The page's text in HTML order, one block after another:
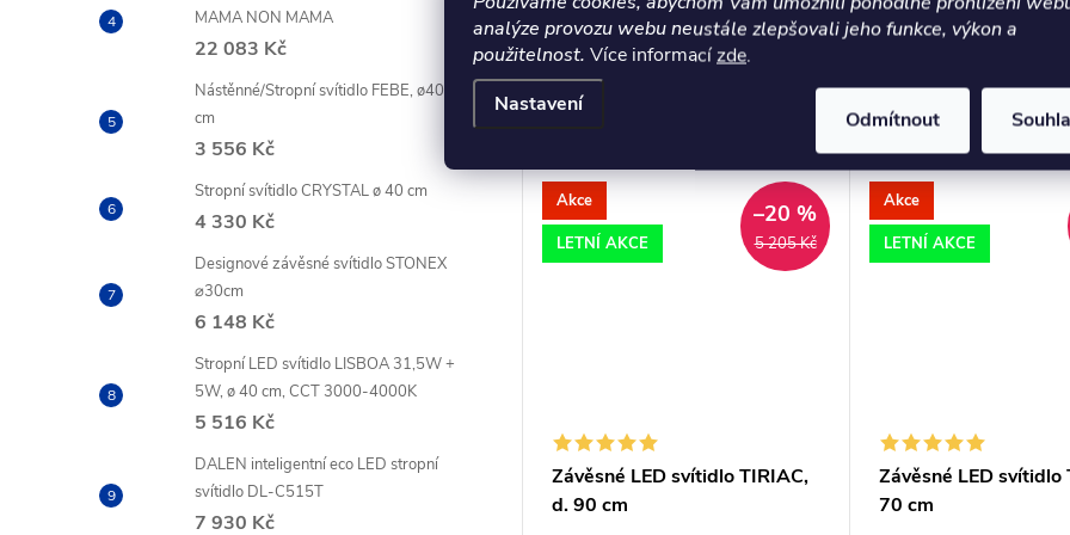
analýze provozu webu neustále zlepšovali jeho funkce, výkon a
použitelnost. Více informacízde.
Nastavení
Odmítnout
MAMA NON MAMA
22 083 Kč
Nástěnné/Stropní svítidlo FEBE, ø40
cm
3 556 Kč
Stropní svítidlo CRYSTAL ø 40 cm
4 330 Kč
Designové závěsné svítidlo STONEX
⌀30cm
6 148 Kč
Stropní LED svítidlo LISBOA 31,5W +
5W, ø 40 cm, CCT 3000-4000K
5 516 Kč
DALEN inteligentní eco LED stropní
svítidlo DL-C515T
7 930 Kč
–20 %
42W - RED -
Akce
LETNÍ AKCE
ETESIAN stojanová bílá 230V
E27 28W - RED - DESIGN
Akce
LETNÍ AKCE
5 205 Kč
–20 %
Závěsné LED svítidlo TIRIAC,
d. 90 cm
Akce
LETNÍ AKCE
Závěsné LED svítidlo
70 cm